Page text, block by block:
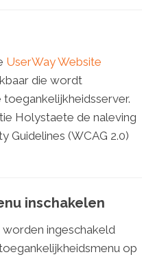
UserWay Website
die wordt
Holystaete de naleving
Guidelines (WCAG 2.0)
inschakelen
ingeschakeld
op